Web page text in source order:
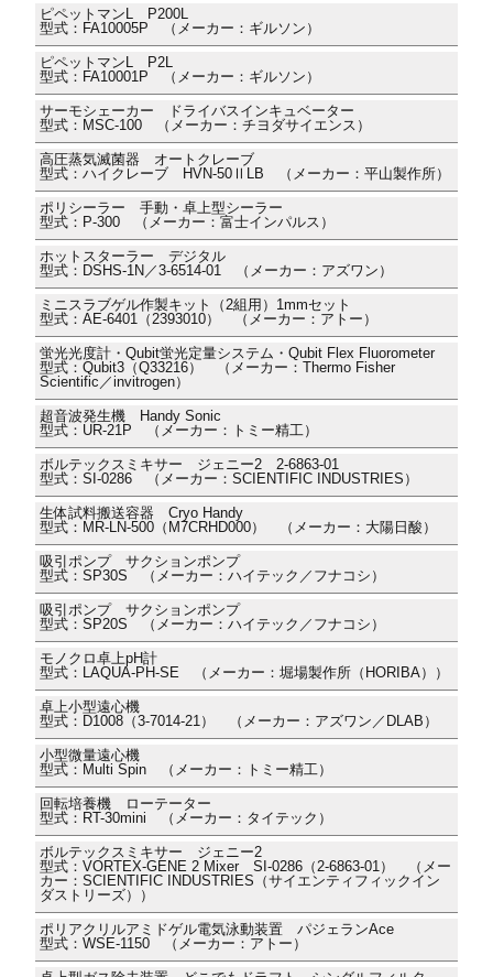
ピペットマンL P200L
型式：FA10005P （メーカー：ギルソン）
ピペットマンL P2L
型式：FA10001P （メーカー：ギルソン）
サーモシェーカー ドライバスインキュベーター
型式：MSC-100 （メーカー：チヨダサイエンス）
高圧蒸気滅菌器 オートクレーブ
型式：ハイクレーブ HVN-50ⅡLB （メーカー：平山製作所）
ポリシーラー 手動・卓上型シーラー
型式：P-300 （メーカー：富士インパルス）
ホットスターラー デジタル
型式：DSHS-1N／3-6514-01 （メーカー：アズワン）
ミニスラブゲル作製キット（2組用）1mmセット
型式：AE-6401（2393010） （メーカー：アトー）
蛍光光度計・Qubit蛍光定量システム・Qubit Flex Fluorometer
型式：Qubit3（Q33216） （メーカー：Thermo Fisher
Scientific／invitrogen）
超音波発生機 Handy Sonic
型式：UR-21P （メーカー：トミー精工）
ボルテックスミキサー ジェニー2 2-6863-01
型式：SI-0286 （メーカー：SCIENTIFIC INDUSTRIES）
生体試料搬送容器 Cryo Handy
型式：MR-LN-500（M7CRHD000） （メーカー：大陽日酸）
吸引ポンプ サクションポンプ
型式：SP30S （メーカー：ハイテック／フナコシ）
吸引ポンプ サクションポンプ
型式：SP20S （メーカー：ハイテック／フナコシ）
モノクロ卓上pH計
型式：LAQUA-PH-SE （メーカー：堀場製作所（HORIBA））
卓上小型遠心機
型式：D1008（3-7014-21） （メーカー：アズワン／DLAB）
小型微量遠心機
型式：Multi Spin （メーカー：トミー精工）
回転培養機 ローテーター
型式：RT-30mini （メーカー：タイテック）
ボルテックスミキサー ジェニー2
型式：VORTEX-GENE 2 Mixer SI-0286（2-6863-01） （メー
カー：SCIENTIFIC INDUSTRIES（サイエンティフィックイン
ダストリーズ））
ポリアクリルアミドゲル電気泳動装置 パジェランAce
型式：WSE-1150 （メーカー：アトー）